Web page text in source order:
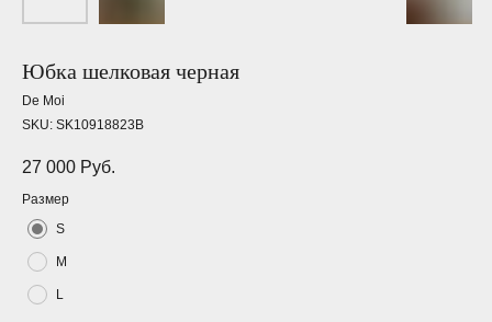
Юбка шелковая черная
De Moi
SKU: SK10918823B
27 000 Руб.
Размер
S
M
L